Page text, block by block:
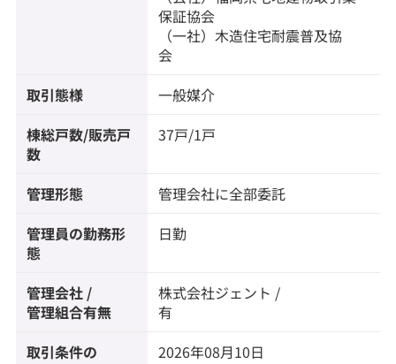
保証協会
（一社）木造住宅耐震普及協
会
取引態様 一般媒介
棟総戸数/販売戸
数
37戸/1戸
管理形態 管理会社に全部委託
管理員の勤務形
態
日勤
管理会社 /
管理組合有無
株式会社ジェント /
有
取引条件の
2026年08月10日